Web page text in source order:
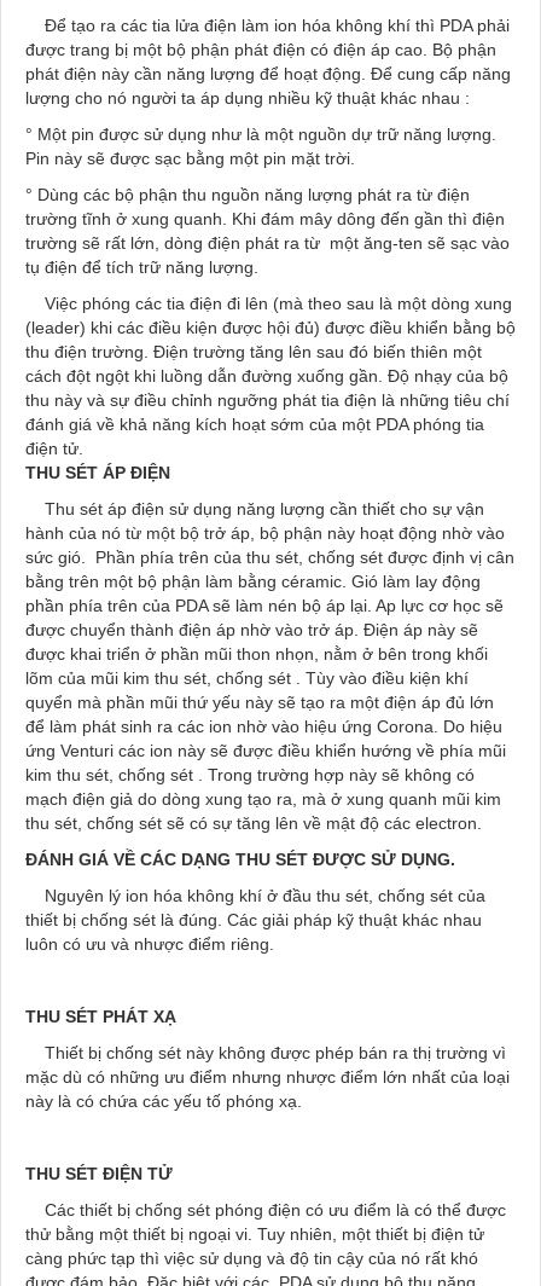
Để tạo ra các tia lửa điện làm ion hóa không khí thì PDA phải
được trang bị một bộ phận phát điện có điện áp cao. Bộ phận
phát điện này cần năng lượng để hoạt động. Để cung cấp năng
lượng cho nó người ta áp dụng nhiều kỹ thuật khác nhau :
° Một pin được sử dụng như là một nguồn dự trữ năng lượng.
Pin này sẽ được sạc bằng một pin mặt trời.
° Dùng các bộ phận thu nguồn năng lượng phát ra từ điện
trường tĩnh ở xung quanh. Khi đám mây dông đến gần thì điện
trường sẽ rất lớn, dòng điện phát ra từ một ăng-ten sẽ sạc vào
tụ điện để tích trữ năng lượng.
Việc phóng các tia điện đi lên (mà theo sau là một dòng xung
(leader) khi các điều kiện được hội đủ) được điều khiển bằng bộ
thu điện trường. Điện trường tăng lên sau đó biến thiên một
cách đột ngột khi luồng dẫn đường xuống gần. Độ nhạy của bộ
thu này và sự điều chỉnh ngưỡng phát tia điện là những tiêu chí
đánh giá về khả năng kích hoạt sớm của một PDA phóng tia
điện tử.
THU SÉT ÁP ĐIỆN
Thu sét áp điện sử dụng năng lượng cần thiết cho sự vận
hành của nó từ một bộ trở áp, bộ phận này hoạt động nhờ vào
sức gió. Phần phía trên của thu sét, chống sét được định vị cân
bằng trên một bộ phận làm bằng céramic. Gió làm lay động
phần phía trên của PDA sẽ làm nén bộ áp lại. Ap lực cơ học sẽ
được chuyển thành điện áp nhờ vào trở áp. Điện áp này sẽ
được khai triển ở phần mũi thon nhọn, nằm ở bên trong khối
lõm của mũi kim thu sét, chống sét . Tùy vào điều kiện khí
quyển mà phần mũi thứ yếu này sẽ tạo ra một điện áp đủ lớn
để làm phát sinh ra các ion nhờ vào hiệu ứng Corona. Do hiệu
ứng Venturi các ion này sẽ được điều khiển hướng về phía mũi
kim thu sét, chống sét . Trong trường hợp này sẽ không có
mạch điện giả do dòng xung tạo ra, mà ở xung quanh mũi kim
thu sét, chống sét sẽ có sự tăng lên về mật độ các electron.
ĐÁNH GIÁ VỀ CÁC DẠNG THU SÉT ĐƯỢC SỬ DỤNG.
Nguyên lý ion hóa không khí ở đầu thu sét, chống sét của
thiết bị chống sét là đúng. Các giải pháp kỹ thuật khác nhau
luôn có ưu và nhược điểm riêng.
THU SÉT PHÁT XẠ
Thiết bị chống sét này không được phép bán ra thị trường vì
mặc dù có những ưu điểm nhưng nhược điểm lớn nhất của loại
này là có chứa các yếu tố phóng xạ.
THU SÉT ĐIỆN TỬ
Các thiết bị chống sét phóng điện có ưu điểm là có thể được
thử bằng một thiết bị ngoại vi. Tuy nhiên, một thiết bị điện tử
càng phức tạp thì việc sử dụng và độ tin cậy của nó rất khó
được đám bảo. Đặc biệt với các PDA sử dụng bộ thu năng